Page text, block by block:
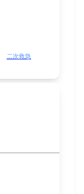
二次救急